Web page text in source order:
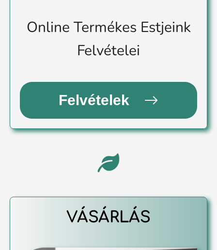
Online Termékes Estjeink
Felvételei
Felvételek
VÁSÁRLÁS